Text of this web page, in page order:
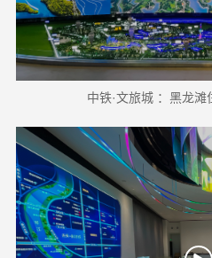
中铁·文旅城 ：黑龙